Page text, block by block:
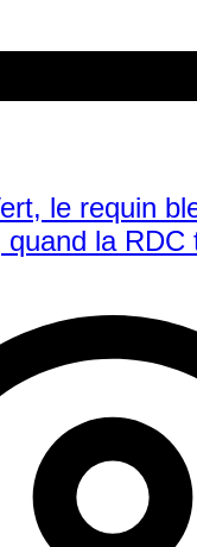
le requin
quand la RDC